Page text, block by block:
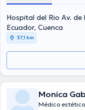
Hospital del Rio Av.
Ecuador, Cuenca
37,1 km
Monica
Médico estético